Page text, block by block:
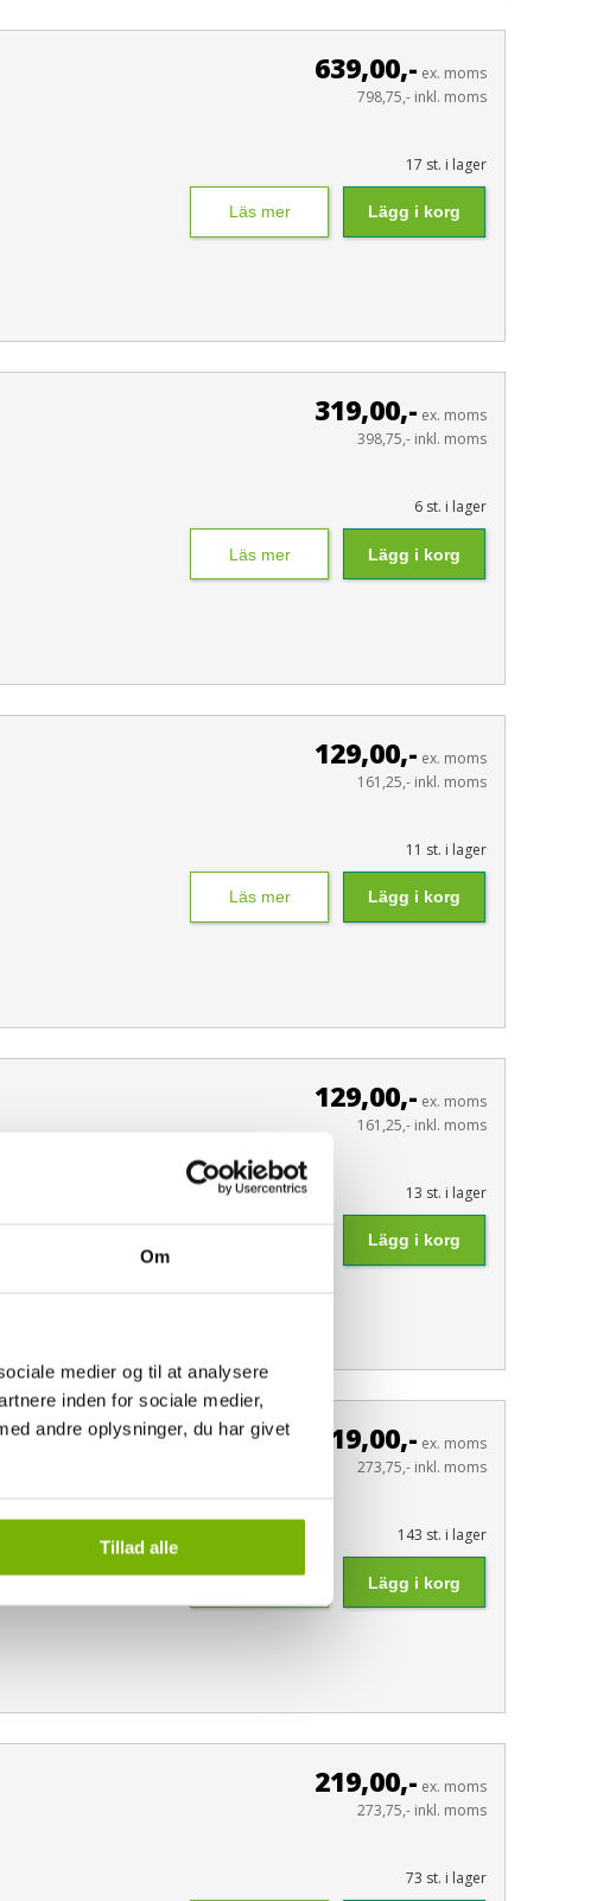
Om
medier og til at analysere
inden for sociale medier,
andre oplysninger, du har givet
Tillad alle
639,00,- ex. moms
798,75,- inkl. moms
17 st. i lager
Läs mer Lägg i korg
319,00,- ex. moms
398,75,- inkl. moms
6 st. i lager
Läs mer Lägg i korg
129,00,- ex. moms
161,25,- inkl. moms
11 st. i lager
Läs mer Lägg i korg
129,00,- ex. moms
161,25,- inkl. moms
13 st. i lager
Lägg i korg
219,00,- ex. moms
273,75,- inkl. moms
143 st. i lager
Lägg i korg
219,00,- ex. moms
273,75,- inkl. moms
73 st. i lager